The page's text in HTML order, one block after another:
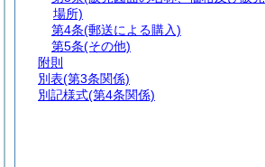
場所)
第4条(郵送による購入)
第5条(その他)
附則
別表(第3条関係)
別記様式(第4条関係)